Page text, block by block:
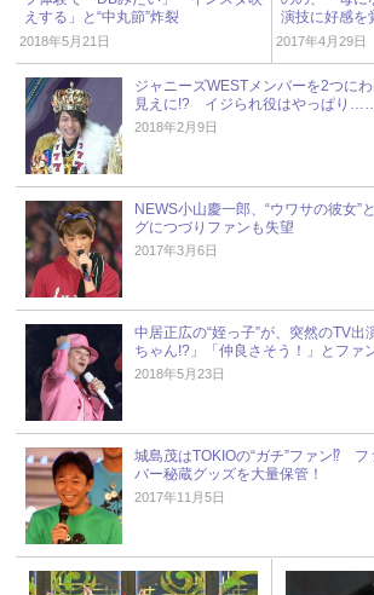
えする」と“中丸節”炸裂
2018年5月21日
演技に好感を
2017年4月29日
ジャニーズWESTメンバーを2つに
見えに!? イジられ役はやっぱり
2018年2月9日
NEWS小山慶一郎、“ウワサの彼女”
グにつづりファンも失望
2017年3月6日
中居正広の“姪っ子”が、突然のTV
ちゃん!?」「仲良さそう！」とファ
2018年5月23日
城島茂はTOKIOの“ガチ”ファン⁉︎ フ
バー秘蔵グッズを大量保管！
2017年11月5日